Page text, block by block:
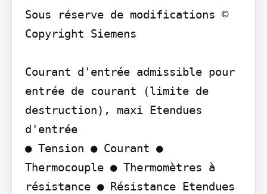
Sous réserve de modifications ©
Copyright Siemens
Courant d'entrée admissible pour
entrée de courant (limite de
destruction), maxi Etendues
d'entrée
● Tension ● Courant ●
Thermocouple ● Thermomètres à
résistance ● Résistance Etendues